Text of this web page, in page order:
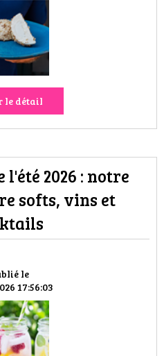
le détail
le
17:56:03
l'été 2026 : notre
softs, vins et